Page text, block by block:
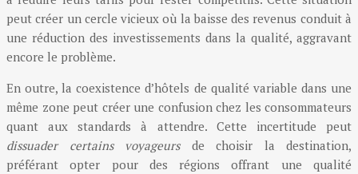
peut créer un cercle vicieux où la baisse des revenus conduit à
une réduction des investissements dans la qualité, aggravant
encore le problème.
En outre, la coexistence d’hôtels de qualité variable dans une
même zone peut créer une confusion chez les consommateurs
quant aux standards à attendre. Cette incertitude peut
dissuader certains voyageurs de choisir la destination,
préférant opter pour des régions offrant une qualité